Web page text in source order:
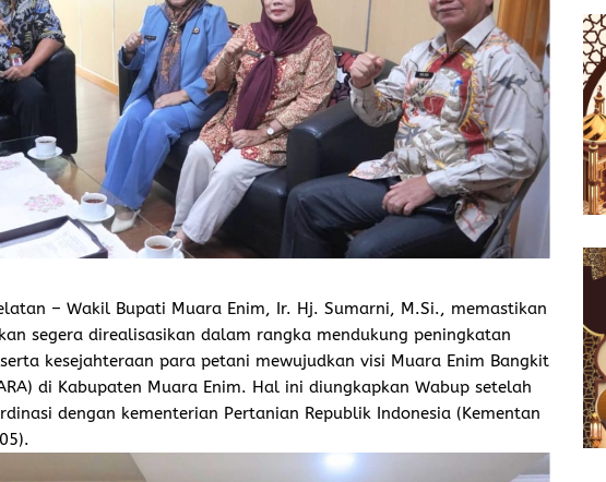
– Wakil Bupati Muara Enim, Ir. Hj. Sumarni, M.Si., memastikan
segera direalisasikan dalam rangka mendukung peningkatan
kesejahteraan para petani mewujudkan visi Muara Enim Bangkit
di Kabupaten Muara Enim. Hal ini diungkapkan Wabup setelah
dengan kementerian Pertanian Republik Indonesia (Kementan